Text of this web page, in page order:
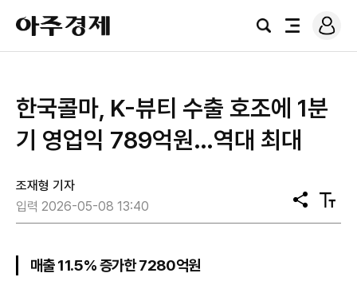
아
주
경
검
전
로
그
한국콜마, K-뷰티 수출 호조에 1분
기 영업익 789억원…역대 최대
조재형 기자
입력 2026-05-08 13:40
공
유
텍
스
매출 11.5% 증가한 7280억원